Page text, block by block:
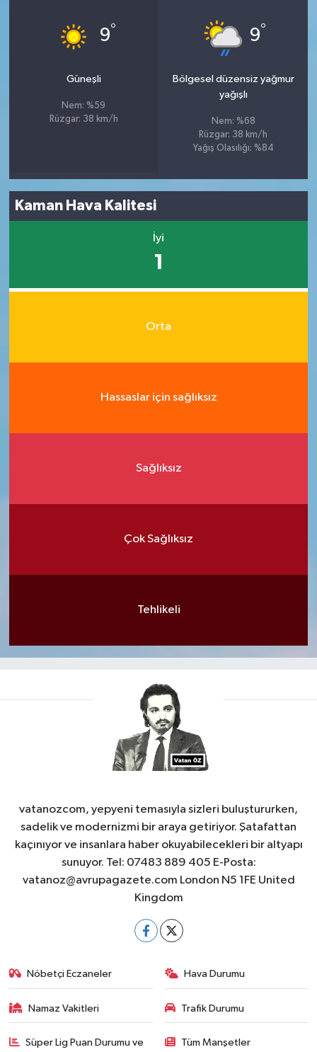
9°
Güneşli
Nem: %59
Rüzgar: 38 km/h
9°
Bölgesel düzensiz yağmur
yağışlı
Nem: %68
Rüzgar: 38 km/h
Yağış Olasılığı: %84
Kaman Hava Kalitesi
İyi
1
Orta
Hassaslar için sağlıksız
Sağlıksız
Çok Sağlıksız
Tehlikeli
vatanozcom, yepyeni temasıyla sizleri buluştururken,
sadelik ve modernizmi bir araya getiriyor. Şatafattan
kaçınıyor ve insanlara haber okuyabilecekleri bir altyapı
sunuyor. Tel: 07483 889 405 E-Posta:
vatanoz@avrupagazete.com London N5 1FE United
Kingdom
Nöbetçi Eczaneler Hava Durumu
Namaz Vakitleri Trafik Durumu
Süper Lig Puan Durumu ve Tüm Manşetler